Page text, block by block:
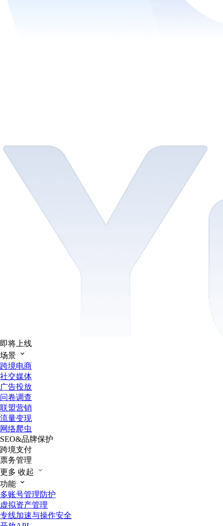
即将上线
场景
跨境电商
社交媒体
广告投放
问卷调查
联盟营销
流量变现
网络爬虫
SEO&品牌保护
跨境支付
票务管理
更多 收起
功能
多账号管理防护
虚拟资产管理
专线加速与操作安全